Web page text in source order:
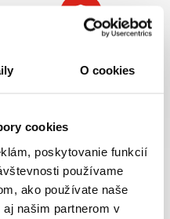
O cookies
cookies
poskytovanie funkcií
používame
ako používate naše
našim partnerom v
objednávky nad 50€ v rámci
Výmena veľkosti
ZADARMO do 30 dní